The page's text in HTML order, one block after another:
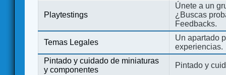
Playtestings
Únete a un
¿Buscas
Feedbacks.
Temas Legales
Un apartado
experiencias.
Pintado y cuidado de miniaturas
y componentes
Pintado y